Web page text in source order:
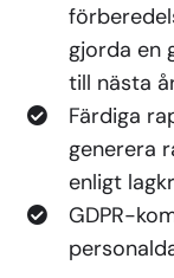
gjorda en
till nästa
Färdiga
generera
enligt
GDPR-